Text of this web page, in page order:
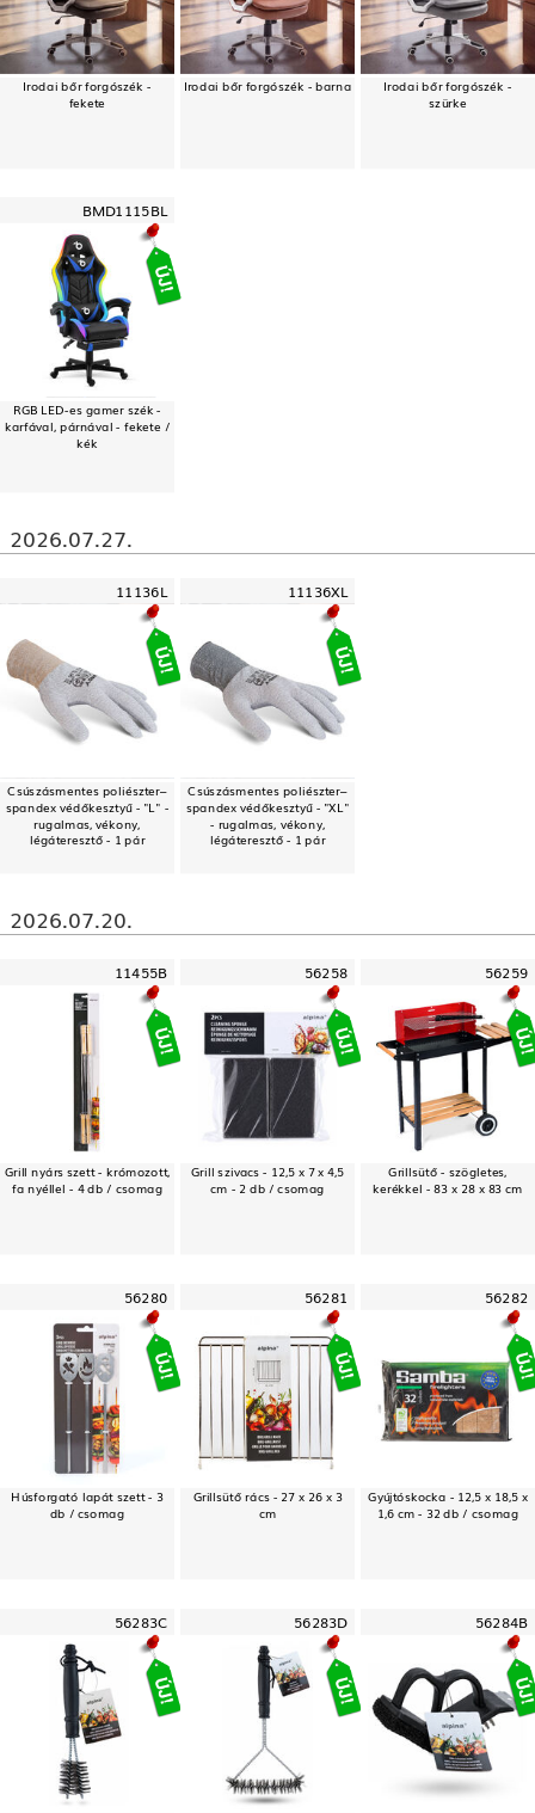
Irodai bőr forgószék -
fekete
Irodai bőr forgószék - barna Irodai bőr forgószék -
szürke
BMD1115BL
RGB LED-es gamer szék -
karfával, párnával - fekete /
kék
2026.07.27.
11136L
Csúszásmentes poliészter–
spandex védőkesztyű - "L" -
rugalmas, vékony,
légáteresztő - 1 pár
11136XL
Csúszásmentes poliészter–
spandex védőkesztyű - "XL"
- rugalmas, vékony,
légáteresztő - 1 pár
2026.07.20.
11455B
Grill nyárs szett - krómozott,
fa nyéllel - 4 db / csomag
56258
Grill szivacs - 12,5 x 7 x 4,5
cm - 2 db / csomag
56259
Grillsütő - szögletes,
kerékkel - 83 x 28 x 83 cm
56280
Húsforgató lapát szett - 3
db / csomag
56281
Grillsütő rács - 27 x 26 x 3
cm
56282
Gyújtóskocka - 12,5 x 18,5 x
1,6 cm - 32 db / csomag
56283C 56283D 56284B